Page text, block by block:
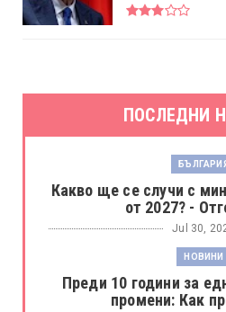
ПОСЛЕДНИ
Какво ще се случи с
от 2027? -
Jul 30,
НОВИНИ
Преди 10 години за
промени: Как